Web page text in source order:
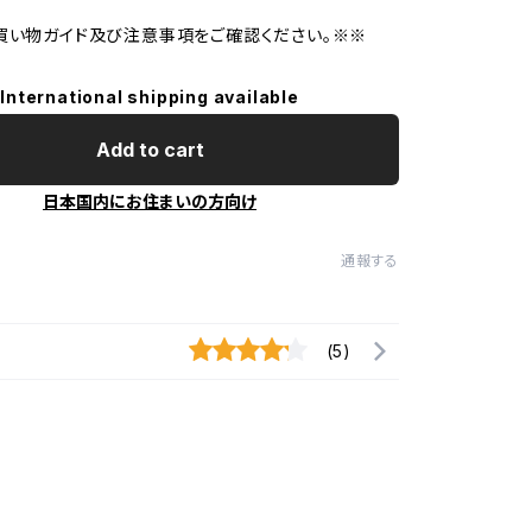
物ガイド及び注意事項をご確認ください。※※
International shipping available
Add to cart
日本国内にお住まいの方向け
通報する
(5)